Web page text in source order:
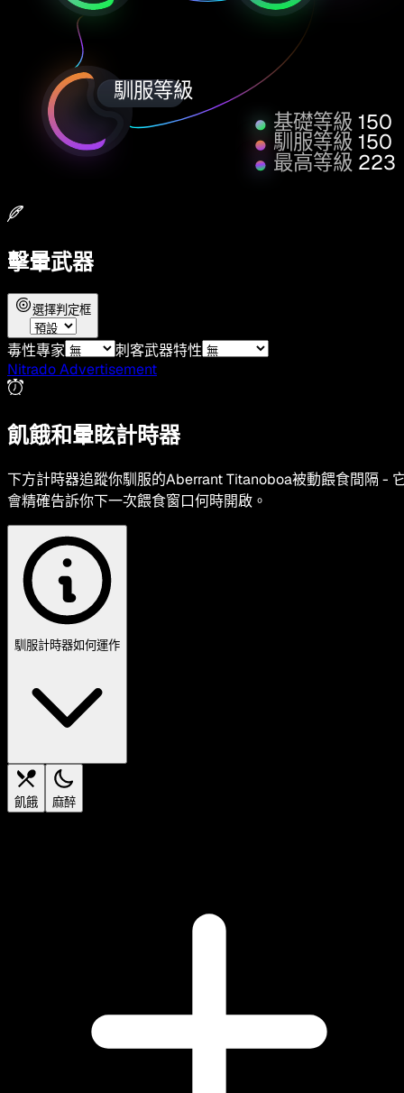
馴服等級
基礎等級 150
馴服等級 150
最高等級 223
擊暈武器
選擇判定框
毒性專家
刺客武器特性
Nitrado Advertisement
飢餓和暈眩計時器
下方計時器追蹤你馴服的Aberrant Titanoboa被動餵食間隔 -
會精確告訴你下一次餵食窗口何時開啟。
馴服計時器如何運作
飢餓 麻醉